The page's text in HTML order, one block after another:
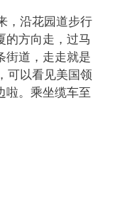
，沿花园道步行
的方向走，过马
街道，走走就是
可以看见美国领
啦。乘坐缆车至